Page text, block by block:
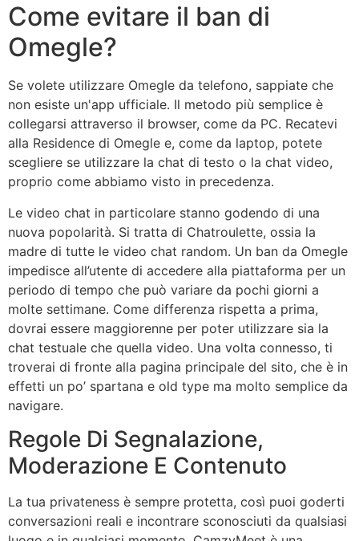
Come evitare il ban di
Omegle?
Se volete utilizzare Omegle da telefono, sappiate che
non esiste un'app ufficiale. Il metodo più semplice è
collegarsi attraverso il browser, come da PC. Recatevi
alla Residence di Omegle e, come da laptop, potete
scegliere se utilizzare la chat di testo o la chat video,
proprio come abbiamo visto in precedenza.
Le video chat in particolare stanno godendo di una
nuova popolarità. Si tratta di Chatroulette, ossia la
madre di tutte le video chat random. Un ban da Omegle
impedisce all’utente di accedere alla piattaforma per un
periodo di tempo che può variare da pochi giorni a
molte settimane. Come differenza rispetta a prima,
dovrai essere maggiorenne per poter utilizzare sia la
chat testuale che quella video. Una volta connesso, ti
troverai di fronte alla pagina principale del sito, che è in
effetti un po’ spartana e old type ma molto semplice da
navigare.
Regole Di Segnalazione,
Moderazione E Contenuto
La tua privateness è sempre protetta, così puoi goderti
conversazioni reali e incontrare sconosciuti da qualsiasi